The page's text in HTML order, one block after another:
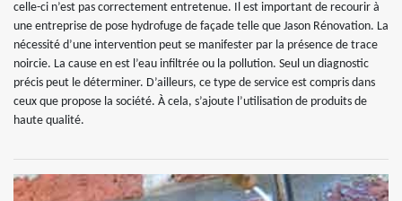
celle-ci n’est pas correctement entretenue. Il est important de recourir à
une entreprise de pose hydrofuge de façade telle que Jason Rénovation. La
nécessité d’une intervention peut se manifester par la présence de trace
noircie. La cause en est l’eau infiltrée ou la pollution. Seul un diagnostic
précis peut le déterminer. D’ailleurs, ce type de service est compris dans
ceux que propose la société. À cela, s’ajoute l’utilisation de produits de
haute qualité.